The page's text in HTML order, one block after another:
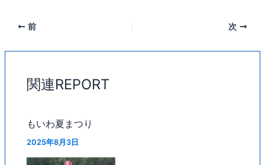
前 次
関連REPORT
もいわ夏まつり
2025年8月3日